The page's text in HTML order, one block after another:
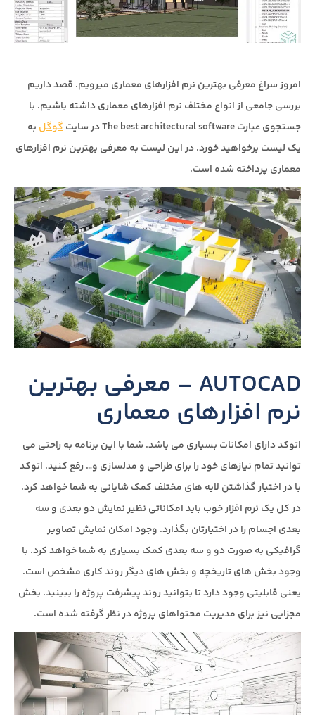
امروز سراغ معرفی بهترین نرم افزارهای معماری میرویم. قصد داریم
بررسی جامعی از انواع مختلف نرم افزارهای معماری داشته باشیم. با
جستجوی عبارت The best architectural software در سایت
گوگل به
یک لیست برخواهید خورد. در این لیست به معرفی بهترین نرم افزارهای
معماری پرداخته شده است.
AUTOCAD – معرفی بهترین
نرم افزارهای معماری
اتوکد دارای امکانات بسیاری می باشد. شما با این برنامه به راحتی می
توانید تمام نیازهای خود را برای طراحی و مدلسازی و… رفع کنید. اتوکد
با در اختیار گذاشتن لایه های مختلف کمک شایانی به شما خواهد کرد.
در کل یک نرم افزار خوب باید امکاناتی نظیر نمایش دو بعدی و سه
بعدی اجسام را در اختیارتان بگذارد. وجود امکان نمایش تصاویر
گرافیکی به صورت دو و سه بعدی کمک بسیاری به شما خواهد کرد. با
وجود بخش های تاریخچه و بخش های دیگر روند کاری مشخص است.
یعنی قابلیتی وجود دارد تا بتوانید روند پیشرفت پروژه را ببینید. بخش
مجزایی نیز برای مدیریت محتواهای پروژه در نظر گرفته شده است.